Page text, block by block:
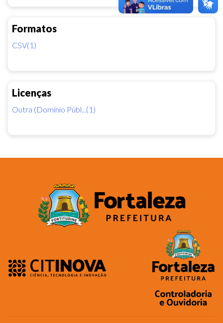
Formatos
CSV(1)
Licenças
Outra (Domínio Públ...(1)